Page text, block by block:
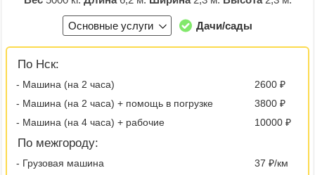
Основные услуги Дачи/сады
По Нск:
- Машина (на 2 часа)
2600 ₽
- Машина (на 2 часа) + помощь в погрузке
3800 ₽
- Машина (на 4 часа) + рабочие
10000 ₽
По межгороду:
- Грузовая машина 37 ₽/км